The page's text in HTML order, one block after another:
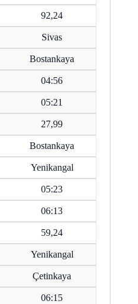
92,24
Sivas
Bostankaya
04:56
05:21
27,99
Bostankaya
Yenikangal
05:23
06:13
59,24
Yenikangal
Çetinkaya
06:15